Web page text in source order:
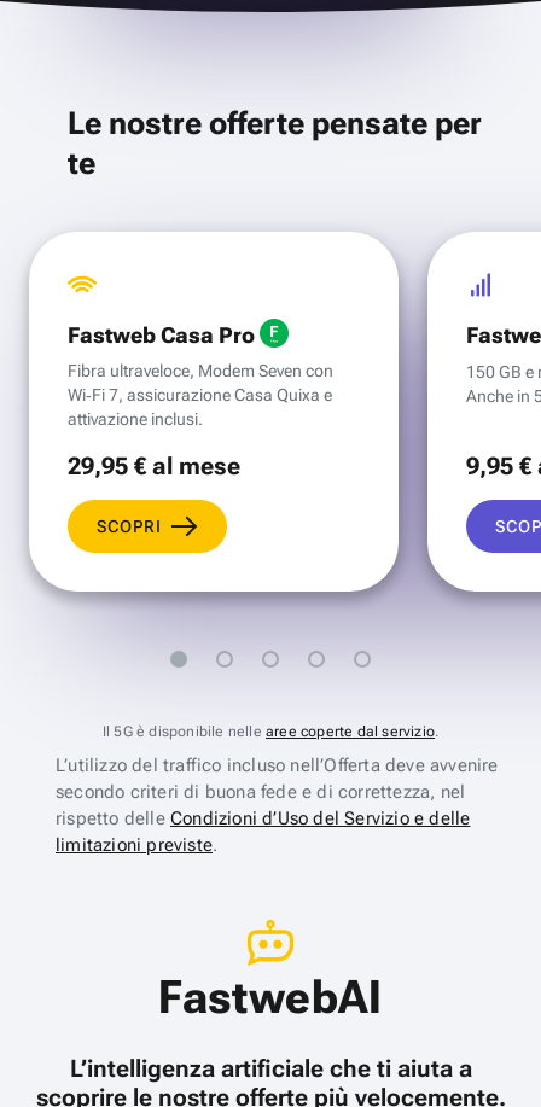
Le nostre offerte pensate per
te
Fastweb Casa Pro
Fibra ultraveloce, Modem Seven con
Wi‑Fi 7, assicurazione Casa Quixa e
attivazione inclusi.
29,95 €al mese
SCOPRI
150 GB e
Anche in
9,95 €
Il 5G è disponibile nelle aree coperte dal servizio.
L’utilizzo del traffico incluso nell’Offerta deve avvenire
secondo criteri di buona fede e di correttezza, nel
rispetto delle Condizioni d’Uso del Servizio e delle
limitazioni previste.
FastwebAI
L’intelligenza artificiale che ti aiuta a
scoprire le nostre offerte più velocemente.